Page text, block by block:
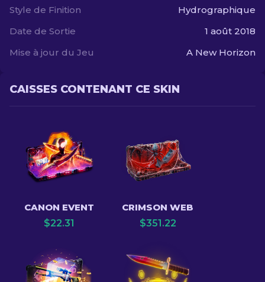
Style de Finition
Hydrographique
Date de Sortie
1 août 2018
Mise à jour du Jeu
A New Horizon
CAISSES CONTENANT CE SKIN
CANON EVENT
$22.31
CRIMSON WEB
$351.22